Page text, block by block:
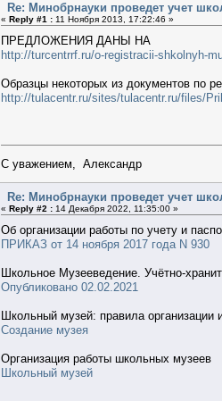
Re: Минобрнауки проведет учет
«Reply #1 : 11 Ноября 2013, 17:22:46 »
ПРЕДЛОЖЕНИЯ ДАНЫ НА
http://turcentrrf.ru/o-registracii-shkolnyh-
Образцы некоторых из документов по
http://tulacentr.ru/sites/tulacentr.ru/files/
С уважением, Александр
Re: Минобрнауки проведет учет
«Reply #2 : 14 Декабря 2022, 11:35:00 »
Об организации работы по учету и
ПРИКАЗ от 14 ноября 2017 года N 930
Школьное Музееведение. Учётно-
Опубликовано 02.02.2021
Школьный музей: правила организации
Создание музея
Организация работы школьных музеев
Школьный музей